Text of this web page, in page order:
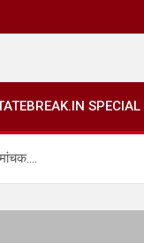
SPECIAL